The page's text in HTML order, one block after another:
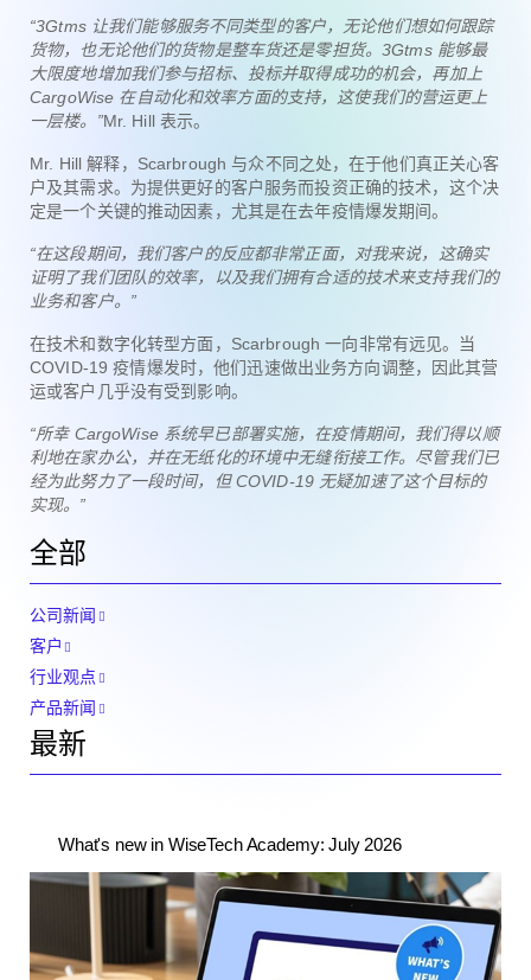
“3Gtms 让我们能够服务不同类型的客户，无论他们想如何跟踪
货物，也无论他们的货物是整车货还是零担货。3Gtms 能够最
大限度地增加我们参与招标、投标并取得成功的机会，再加上
CargoWise 在自动化和效率方面的支持，这使我们的营运更上
一层楼。”Mr. Hill 表示。
Mr. Hill 解释，Scarbrough 与众不同之处，在于他们真正关心客
户及其需求。为提供更好的客户服务而投资正确的技术，这个决
定是一个关键的推动因素，尤其是在去年疫情爆发期间。
“在这段期间，我们客户的反应都非常正面，对我来说，这确实
证明了我们团队的效率，以及我们拥有合适的技术来支持我们的
业务和客户。”
在技术和数字化转型方面，Scarbrough 一向非常有远见。当
COVID-19 疫情爆发时，他们迅速做出业务方向调整，因此其营
运或客户几乎没有受到影响。
“所幸 CargoWise 系统早已部署实施，在疫情期间，我们得以顺
利地在家办公，并在无纸化的环境中无缝衔接工作。尽管我们已
经为此努力了一段时间，但 COVID-19 无疑加速了这个目标的
实现。”
全部
公司新闻
客户
行业观点
产品新闻
最新
What's new in WiseTech Academy: July 2026